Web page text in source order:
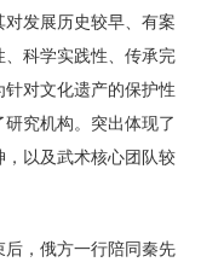
发展历史较早、有案
科学实践性、传承完
对文化遗产的保护性
究机构。突出体现了
以及武术核心团队较
，俄方一行陪同秦先